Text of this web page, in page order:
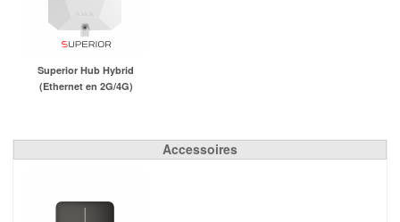
Superior Hub Hybrid
(Ethernet en 2G/4G)
Accessoires